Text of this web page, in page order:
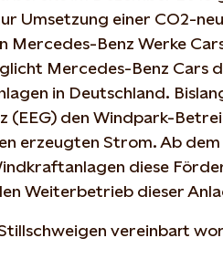
Umsetzung einer CO2-
Benz Werke
Mercedes-Benz Cars
in Deutschland.
(EEG) den Windpark-
erzeugten Strom. Ab dem
diese
Weiterbetrieb dieser
vereinbart